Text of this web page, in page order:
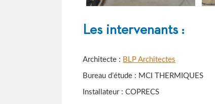
Les intervenants :
Architecte : BLP Architectes
Bureau d’étude : MCI THERMIQUES
Installateur : COPRECS